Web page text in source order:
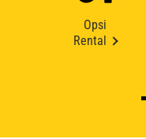
Opsi
Rental